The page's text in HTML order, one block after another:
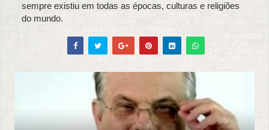
sempre existiu em todas as épocas, culturas e religiões
do mundo.